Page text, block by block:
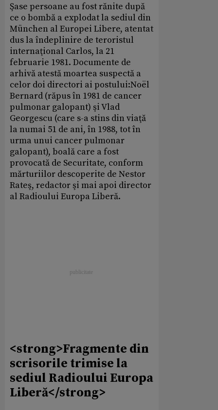
Şase persoane au fost rănite după
ce o bombă a explodat la sediul din
München al Europei Libere, atentat
dus la îndeplinire de teroristul
internaţional Carlos, la 21
februarie 1981. Documente de
arhivă atestă moartea suspectă a
celor doi directori ai postului:Noël
Bernard (răpus în 1981 de cancer
pulmonar galopant) şi Vlad
Georgescu (care s-a stins din viaţă
la numai 51 de ani, în 1988, tot în
urma unui cancer pulmonar
galopant), boală care a fost
provocată de Securitate, conform
mărturiilor descoperite de Nestor
Rateş, redactor şi mai apoi director
al Radioului Europa Liberă.
<strong>Fragmente din
scrisorile trimise la
sediul Radioului Europa
Liberă</strong>